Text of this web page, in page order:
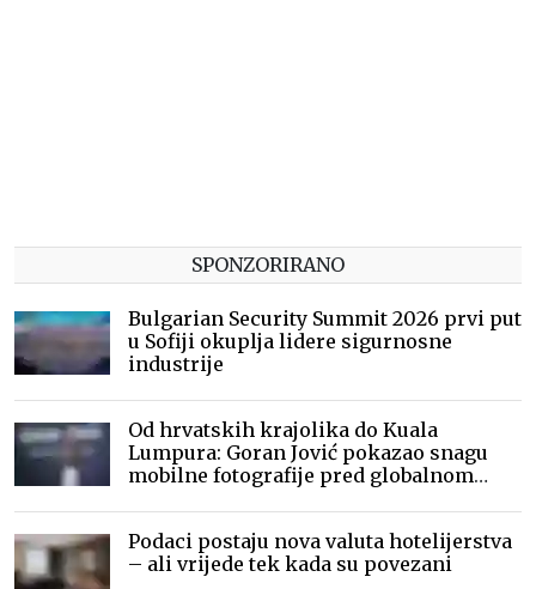
SPONZORIRANO
Bulgarian Security Summit 2026 prvi put
u Sofiji okuplja lidere sigurnosne
industrije
Od hrvatskih krajolika do Kuala
Lumpura: Goran Jović pokazao snagu
mobilne fotografije pred globalnom
Podaci postaju nova valuta hotelijerstva
– ali vrijede tek kada su povezani